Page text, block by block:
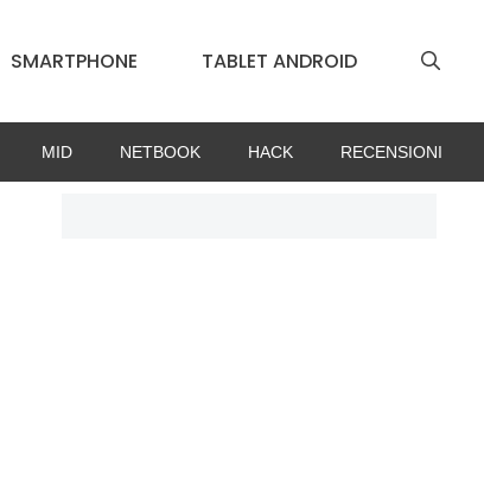
SMARTPHONE TABLET ANDROID
MID NETBOOK HACK RECENSIONI